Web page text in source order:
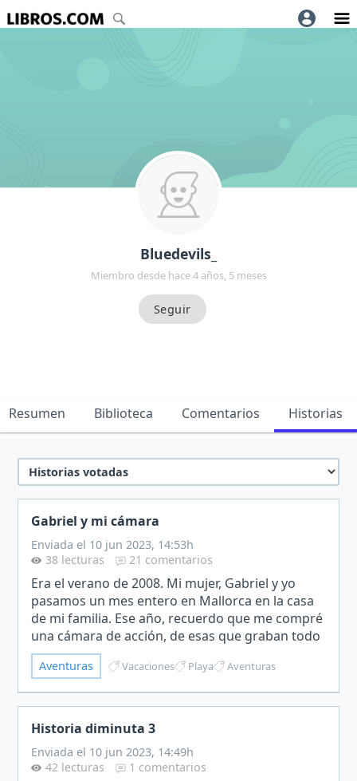
Bluedevils_
Miembro desde hace 4 años, 5 meses
Resumen Biblioteca Comentarios Historias
Gabriel y mi cámara
Enviada el 10 jun 2023, 14:53h
38 lecturas
21 comentarios
Era el verano de 2008. Mi mujer, Gabriel y yo
pasamos un mes entero en Mallorca en la casa
de mi familia. Ese año, recuerdo que me compré
una cámara de acción, de esas que graban todo
en ojo de pez y se pueden sumergir. Apenas la
había probad…
Aventuras Vacaciones Playa Aventuras
Historia diminuta 3
Enviada el 10 jun 2023, 14:49h
42 lecturas
1 comentarios